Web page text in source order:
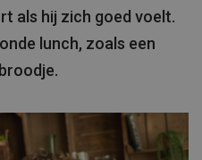
als hij zich goed voelt.
lunch, zoals een